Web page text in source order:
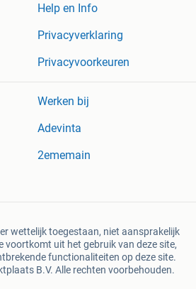
Help en Info
Privacyverklaring
Privacyvoorkeuren
Werken bij
Adevinta
2ememain
wettelijk toegestaan, niet aansprakelijk
voortkomt uit het gebruik van deze site,
functionaliteiten op deze site.
B.V. Alle rechten voorbehouden.